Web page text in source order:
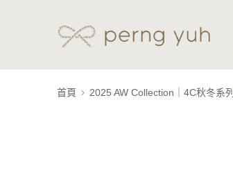
首頁 2025 AW Collection｜4C秋冬系列